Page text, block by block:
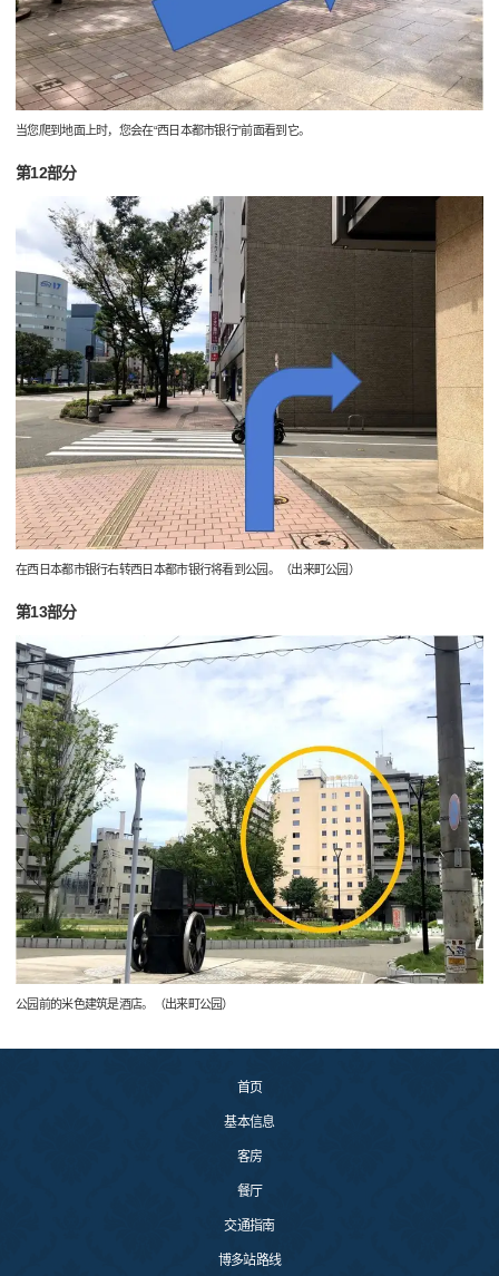
当您爬到地面上时，您会在“西日本都市银行”前面看到它。
第12部分
在西日本都市银行右转西日本都市银行将看到公园。（出来町公园）
第13部分
公园前的米色建筑是酒店。（出来町公园）
首页
基本信息
客房
餐厅
交通指南
博多站路线